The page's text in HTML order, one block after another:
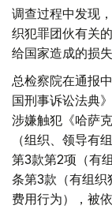
调查过程中发现
织犯罪团伙有关
给国家造成的损
总检察院在通报
国刑事诉讼法典
涉嫌触犯《哈萨
（组织、领导有
第3款第2项（有
条第3款（有组织
费用行为），被